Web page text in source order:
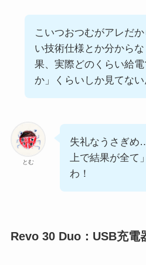
こいつおつむがアレだ
い技術仕様とか分から
果、実際どのくらい給
か」くらいしか見てない
とむ
失礼なうさぎめ
上で結果が全て
わ！
Revo 30 Duo：USB充電